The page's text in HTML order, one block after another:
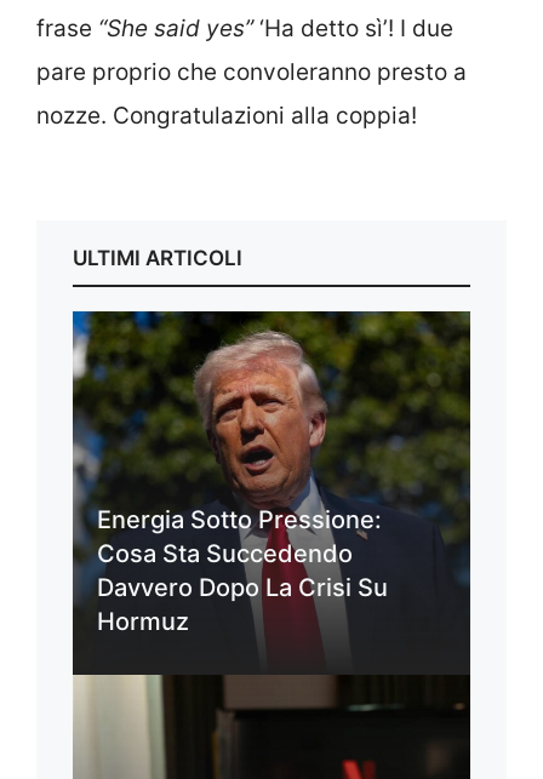
frase “She said yes”‘Ha detto sì’! I due
pare proprio che convoleranno presto a
nozze. Congratulazioni alla coppia!
ULTIMI ARTICOLI
Energia Sotto Pressione:
Cosa Sta Succedendo
Davvero Dopo La Crisi Su
Hormuz